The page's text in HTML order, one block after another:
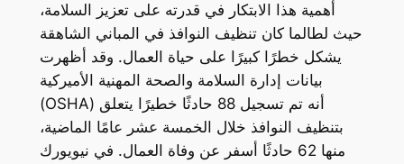
أهمية هذا الابتكار في قدرته على تعزيز السلامة،
حيث لطالما كان تنظيف النوافذ في المباني الشاهقة
يشكل خطرًا كبيرًا على حياة العمال. وقد أظهرت
بيانات إدارة السلامة والصحة المهنية الأميركية
(OSHA) أنه تم تسجيل 88 حادثًا خطيرًا يتعلق
بتنظيف النوافذ خلال الخمسة عشر عامًا الماضية،
منها 62 حادثًا أسفر عن وفاة العمال. في نيويورك